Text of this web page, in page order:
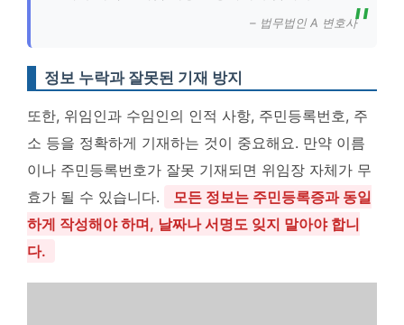
– 법무법인 A 변호사
정보 누락과 잘못된 기재 방지
또한, 위임인과 수임인의 인적 사항, 주민등록번호, 주
소 등을 정확하게 기재하는 것이 중요해요. 만약 이름
이나 주민등록번호가 잘못 기재되면 위임장 자체가 무
효가 될 수 있습니다.
모든 정보는 주민등록증과 동일
하게 작성해야 하며, 날짜나 서명도 잊지 말아야 합니
다.